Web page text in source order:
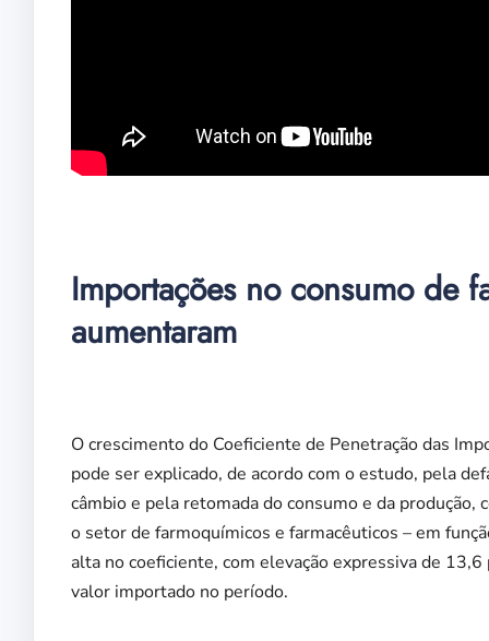
Importações no consumo de
aumentaram
O crescimento do Coeficiente de Penetração das
pode ser explicado, de acordo com o estudo, pela
câmbio e pela retomada do consumo e da
o setor de farmoquímicos e farmacêuticos – em
alta no coeficiente, com elevação expressiva de
valor importado no período.